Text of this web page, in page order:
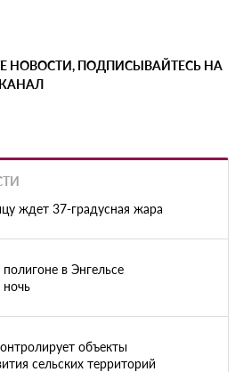
НОВОСТИ, ПОДПИСЫВАЙТЕСЬ НА
ждет 37-градусная жара
в Энгельсе
объекты
сельских территорий